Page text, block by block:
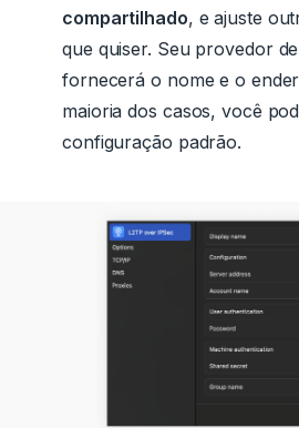
compartilhado, e ajuste
que quiser. Seu provedor
fornecerá o nome e o
maioria dos casos, você
configuração padrão.